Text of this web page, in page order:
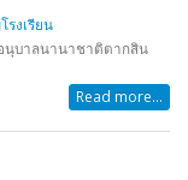
รงเรียน
นุบาลนานาชาติตากสิน
Read more...